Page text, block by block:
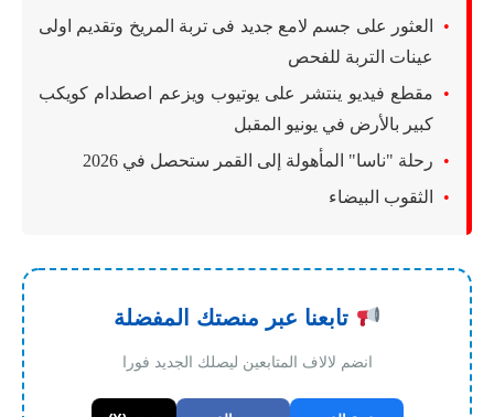
العثور على جسم لامع جديد فى تربة المريخ وتقديم اولى
عينات التربة للفحص
مقطع فيديو ينتشر على يوتيوب ويزعم اصطدام كويكب
كبير بالأرض في يونيو المقبل
رحلة "ناسا" المأهولة إلى القمر ستحصل في 2026
الثقوب البيضاء
تابعنا عبر منصتك المفضلة
انضم لالاف المتابعين ليصلك الجديد فورا